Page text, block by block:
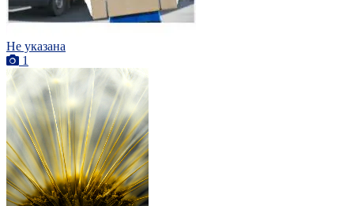
Не указана
1